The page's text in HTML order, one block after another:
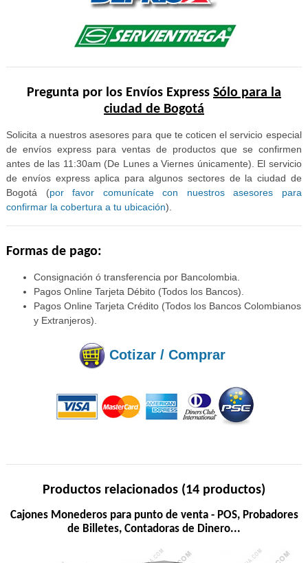
Pregunta por los Envíos Express Sólo para la
ciudad de Bogotá
Solicita a nuestros asesores para que te coticen el servicio especial
de envíos express para ventas de productos que se confirmen
antes de las 11:30am (De Lunes a Viernes únicamente). El servicio
de envíos express aplica para algunos sectores de la ciudad de
Bogotá (por favor comunícate con nuestros asesores para
confirmar la cobertura a tu ubicación).
Formas de pago:
Consignación ó transferencia por Bancolombia.
Pagos Online Tarjeta Débito (Todos los Bancos).
Pagos Online Tarjeta Crédito (Todos los Bancos Colombianos
y Extranjeros).
Cotizar / Comprar
Productos relacionados (14 productos)
Cajones Monederos para punto de venta - POS, Probadores
de Billetes, Contadoras de Dinero...